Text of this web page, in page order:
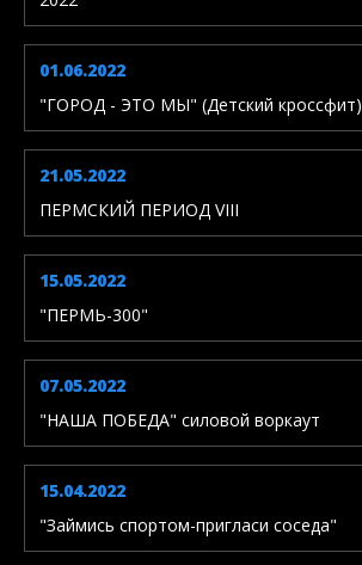
01.06.2022
"ГОРОД - ЭТО МЫ" (Детский кроссфит)
21.05.2022
ПЕРМСКИЙ ПЕРИОД VIII
15.05.2022
"ПЕРМЬ-300"
07.05.2022
"НАША ПОБЕДА" силовой воркаут
15.04.2022
"Займись спортом-пригласи соседа"